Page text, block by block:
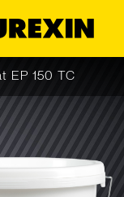
EP 150 TC